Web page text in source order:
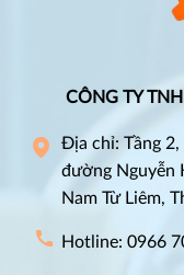
CÔNG TY
Địa chỉ: Tầng 2,
đường Nguyễn
Nam Từ Liêm,
Hotline: 0966